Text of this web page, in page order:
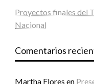
Proyectos finales del
Nacional
Comentarios
Martha Flores en